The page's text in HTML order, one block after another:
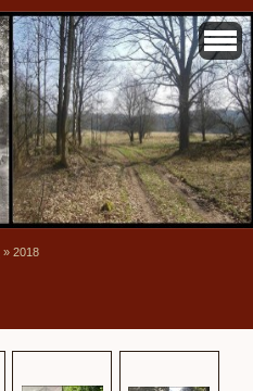
» 2018